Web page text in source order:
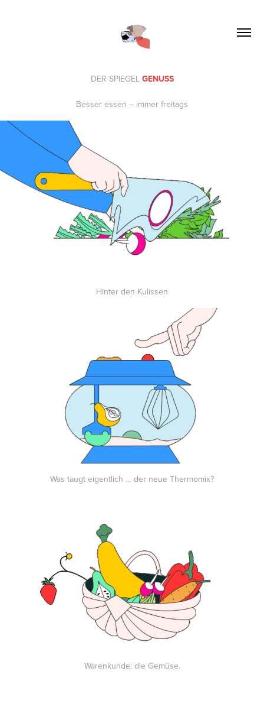
DER SPIEGEL GENUSS
Besser essen – immer freitags
Hinter den Kulissen
Was taugt eigentlich … der neue Thermomix?
Warenkunde: die Gemüse.